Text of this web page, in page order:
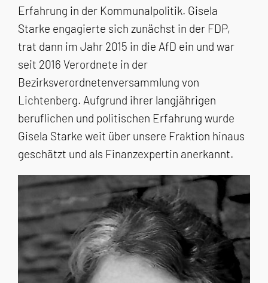
Erfahrung in der Kommunalpolitik. Gisela
Starke engagierte sich zunächst in der FDP,
trat dann im Jahr 2015 in die AfD ein und war
seit 2016 Verordnete in der
Bezirksverordnetenversammlung von
Lichtenberg. Aufgrund ihrer langjährigen
beruflichen und politischen Erfahrung wurde
Gisela Starke weit über unsere Fraktion hinaus
geschätzt und als Finanzexpertin anerkannt.